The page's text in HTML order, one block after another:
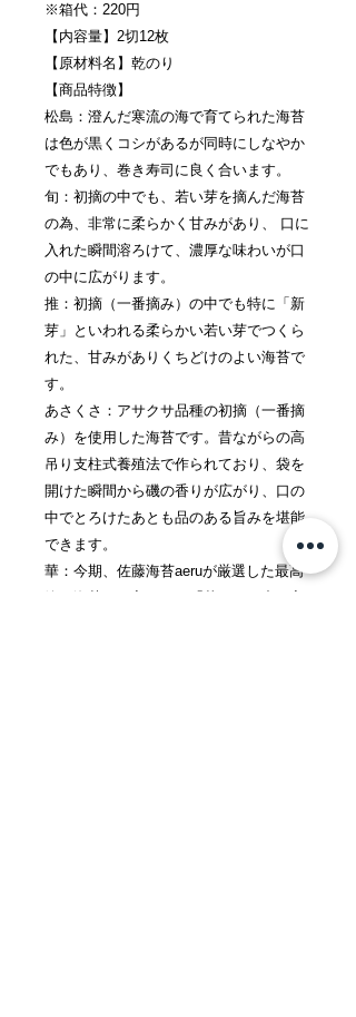
※箱代：220円
【内容量】2切12枚
【原材料名】乾のり
【商品特徴】
松島：澄んだ寒流の海で育てられた海苔
は色が黒くコシがあるが同時にしなやか
でもあり、巻き寿司に良く合います。
旬：初摘の中でも、若い芽を摘んだ海苔
の為、非常に柔らかく甘みがあり、 口に
入れた瞬間溶ろけて、濃厚な味わいが口
の中に広がります。
推：初摘（一番摘み）の中でも特に「新
芽」といわれる柔らかい若い芽でつくら
れた、甘みがありくちどけのよい海苔で
す。
あさくさ：アサクサ品種の初摘（一番摘
み）を使用した海苔です。昔ながらの高
吊り支柱式養殖法で作られており、袋を
開けた瞬間から磯の香りが広がり、口の
中でとろけたあとも品のある旨みを堪能
できます。
華：今期、佐藤海苔aeruが厳選した最高